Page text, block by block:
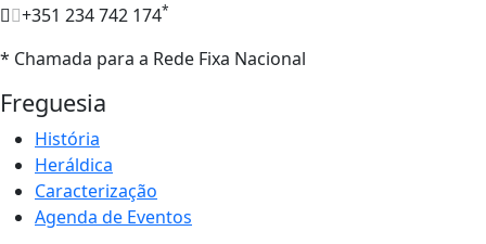
+351 234 742 174*
* Chamada para a Rede Fixa Nacional
Freguesia
História
Heráldica
Caracterização
Agenda de Eventos